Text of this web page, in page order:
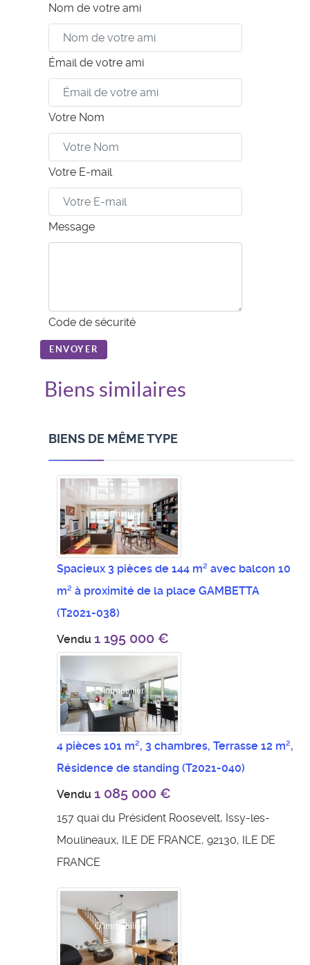
Nom de votre ami
Émail de votre ami
Votre Nom
Votre E-mail
Message
Code de sécurité
ENVOYER
Biens similaires
BIENS DE MÊME TYPE
Spacieux 3 pièces de 144 m² avec balcon 10
m² à proximité de la place GAMBETTA
(T2021-038)
Vendu 1 195 000 €
4 pièces 101 m², 3 chambres, Terrasse 12 m²,
Résidence de standing (T2021-040)
Vendu 1 085 000 €
157 quai du Président Roosevelt, Issy-les-
Moulineaux, ILE DE FRANCE, 92130, ILE DE
FRANCE